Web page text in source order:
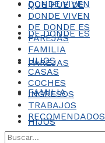
DONDE VIVEN
DE DONDE ES
PAREJAS
FAMILIA
HIJOS
QUE FUE DE
DONDE VIVEN
DE DONDE ES
PAREJAS
FAMILIA
HIJOS
CASAS
COCHES
INGRESOS
TRABAJOS
RECOMENDADOS